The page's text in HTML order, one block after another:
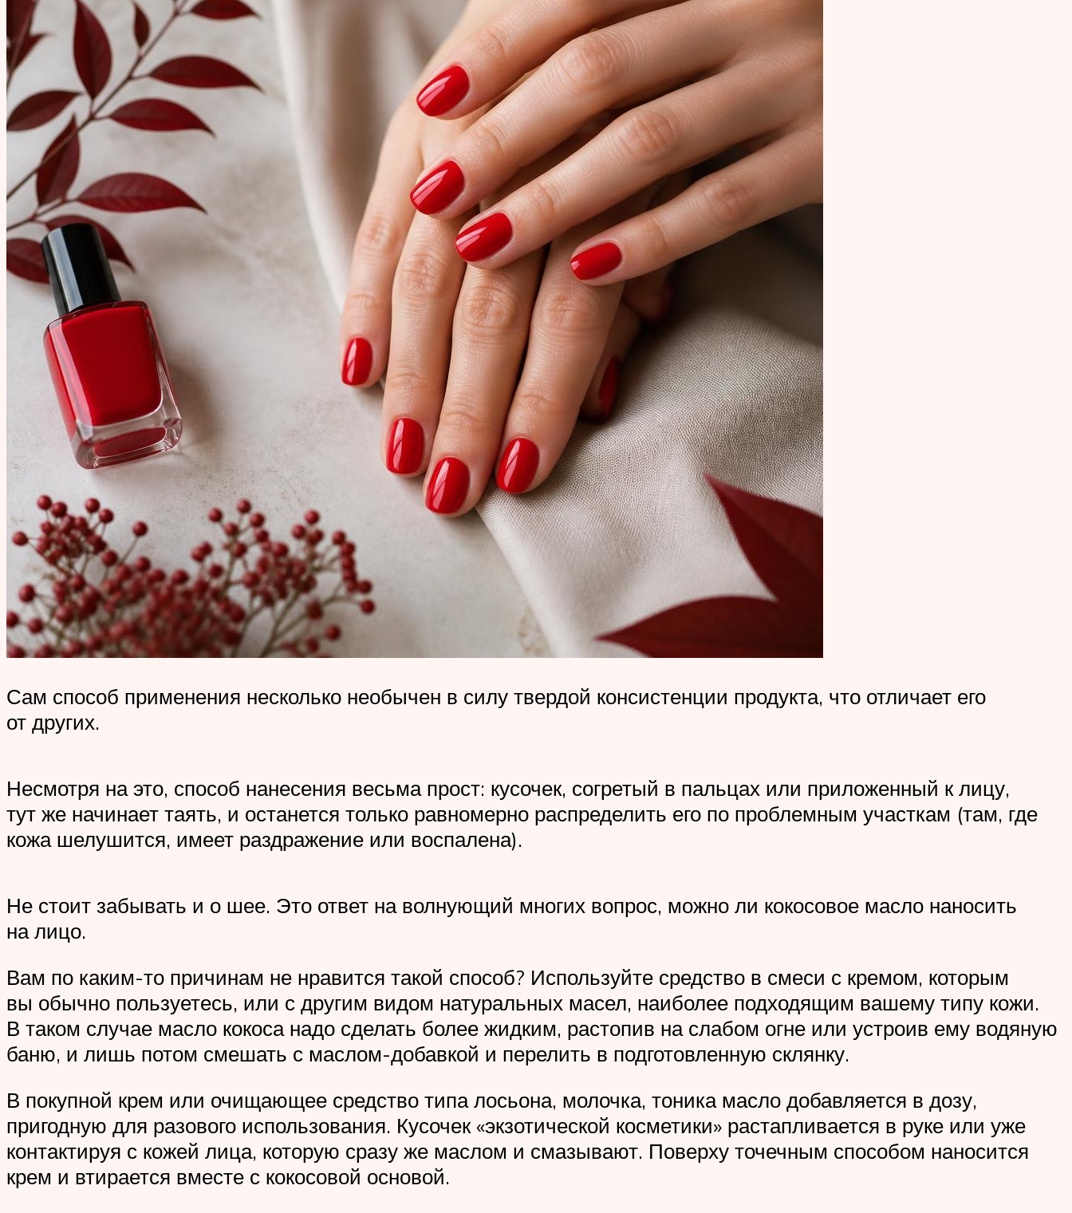
Сам способ применения несколько необычен в силу твердой консистенции продукта, что отличает его
от других.
Несмотря на это, способ нанесения весьма прост: кусочек, согретый в пальцах или приложенный к лицу,
тут же начинает таять, и останется только равномерно распределить его по проблемным участкам (там, где
кожа шелушится, имеет раздражение или воспалена).
Не стоит забывать и о шее. Это ответ на волнующий многих вопрос, можно ли кокосовое масло наносить
на лицо.
Вам по каким-то причинам не нравится такой способ? Используйте средство в смеси с кремом, которым
вы обычно пользуетесь, или с другим видом натуральных масел, наиболее подходящим вашему типу кожи.
В таком случае масло кокоса надо сделать более жидким, растопив на слабом огне или устроив ему водяную
баню, и лишь потом смешать с маслом-добавкой и перелить в подготовленную склянку.
В покупной крем или очищающее средство типа лосьона, молочка, тоника масло добавляется в дозу,
пригодную для разового использования. Кусочек «экзотической косметики» растапливается в руке или уже
контактируя с кожей лица, которую сразу же маслом и смазывают. Поверху точечным способом наносится
крем и втирается вместе с кокосовой основой.